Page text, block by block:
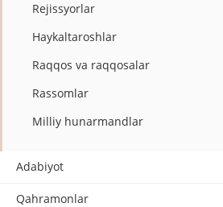
Rejissyorlar
Haykaltaroshlar
Raqqos va raqqosalar
Rassomlar
Milliy hunarmandlar
Adabiyot
Qahramonlar